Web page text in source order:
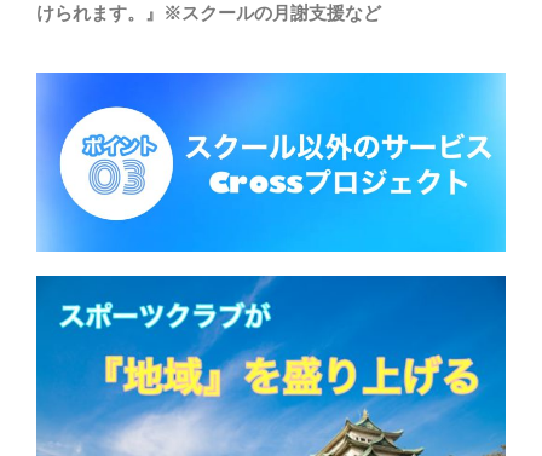
けられます。』※スクールの月謝支援など